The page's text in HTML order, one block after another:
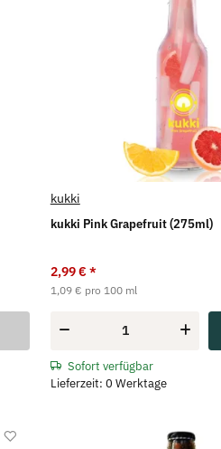
kukki
kukki Pink Grapefruit (275ml)
2,99 € *
1,09 € pro 100 ml
Sofort verfügbar
Lieferzeit: 0 Werktage